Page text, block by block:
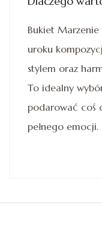
Bukiet Marzenie
uroku
stylem oraz
To idealny
podarować coś
pełnego emocji.